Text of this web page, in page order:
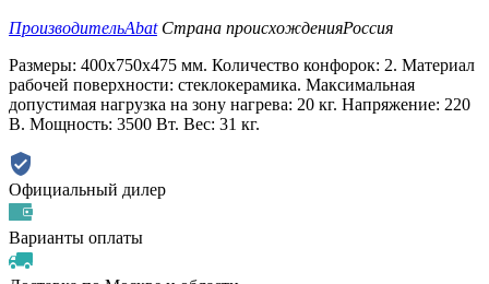
ПроизводительAbat Страна происхожденияРоссия
Размеры: 400х750х475 мм. Количество конфорок: 2. Материал
рабочей поверхности: стеклокерамика. Максимальная
допустимая нагрузка на зону нагрева: 20 кг. Напряжение: 220
В. Мощность: 3500 Вт. Вес: 31 кг.
Официальный дилер
Варианты оплаты